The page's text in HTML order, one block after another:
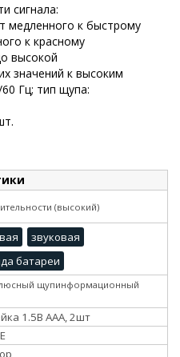
сигнала:
медленного к быстрому
к красному
высокой
значений к высоким
Гц; тип щупа:
(высокий)
звуковая
батареи
щупинформационный
1.5В ААА, 2шт